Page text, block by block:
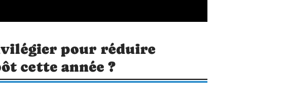
pour réduire
cette année ?